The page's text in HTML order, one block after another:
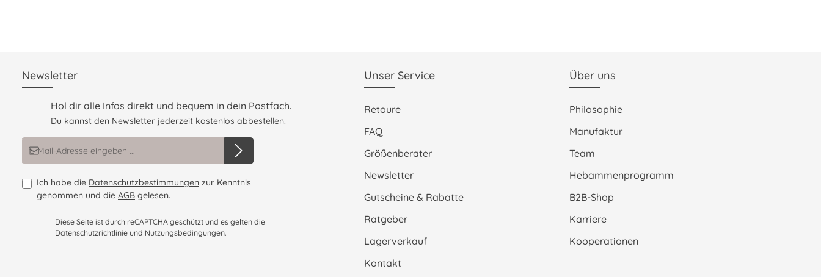
Newsletter
Hol dir alle Infos direkt und bequem in dein Postfach.
Du kannst den Newsletter jederzeit kostenlos abbestellen.
E-Mail-Adresse*
Ich habe die Datenschutzbestimmungen zur Kenntnis
genommen und die AGB gelesen.
Diese Seite ist durch reCAPTCHA geschützt und es gelten die
Datenschutzrichtlinie und Nutzungsbedingungen.
Unser Service
Retoure
FAQ
Größenberater
Newsletter
Gutscheine & Rabatte
Ratgeber
Lagerverkauf
Kontakt
Über uns
Philosophie
Manufaktur
Team
Hebammenprogramm
B2B-Shop
Karriere
Kooperationen